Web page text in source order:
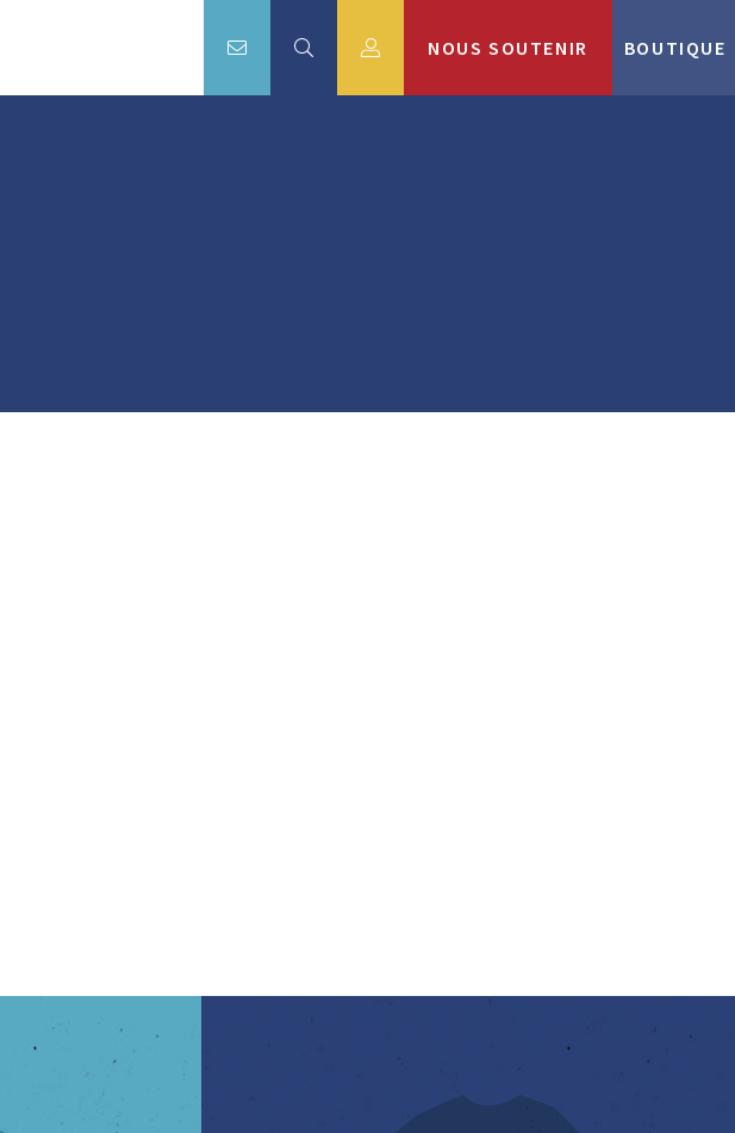
NOUS SOUTENIR BOUTIQUE